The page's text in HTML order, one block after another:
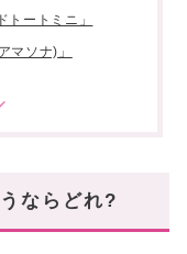
ートミニ」
マソナ)」
てみて!
ならどれ?